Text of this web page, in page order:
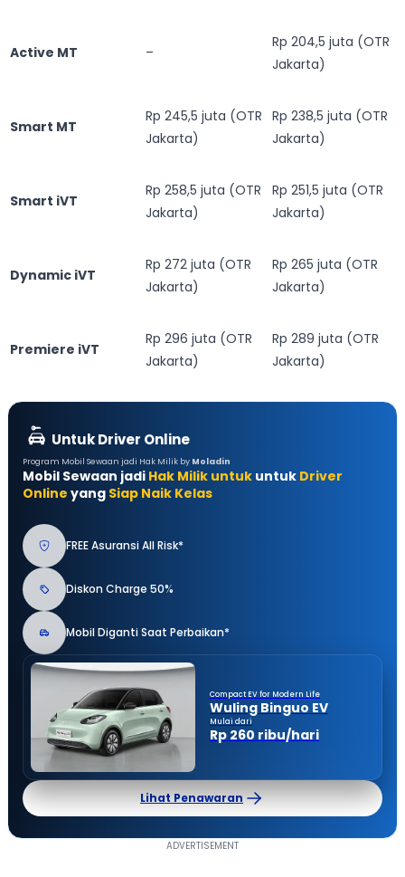
Active MT –
Rp 204,5 juta (OTR
Jakarta)
Smart MT
Rp 245,5 juta (OTR
Jakarta)
Rp 238,5 juta (OTR
Jakarta)
Smart iVT
Rp 258,5 juta (OTR
Jakarta)
Rp 251,5 juta (OTR
Jakarta)
Dynamic iVT
Rp 272 juta (OTR
Jakarta)
Rp 265 juta (OTR
Jakarta)
Premiere iVT
Rp 296 juta (OTR
Jakarta)
Rp 289 juta (OTR
Jakarta)
Untuk Driver Online
Program Mobil Sewaan jadi Hak Milik by Moladin
Mobil Sewaan jadi Hak Milik untuk untuk Driver
Online yang Siap Naik Kelas
FREE Asuransi All Risk*
Diskon Charge 50%
Mobil Diganti Saat Perbaikan*
Compact EV for Modern Life
Wuling Binguo EV
Mulai dari
Rp 260 ribu/hari
Lihat Penawaran